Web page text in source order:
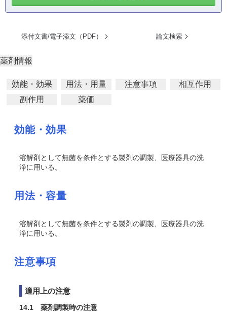
添付文書/電子添文（PDF） 論文検索
薬剤情報
効能・効果 用法・用量 注意事項
相互作用
副作用
薬価
効能・効果
溶解剤として無菌を条件とする製剤の調製、医療器具の洗
浄に用いる。
用法・容量
溶解剤として無菌を条件とする製剤の調製、医療器具の洗
浄に用いる。
注意事項
適用上の注意
14.1 薬剤調製時の注意